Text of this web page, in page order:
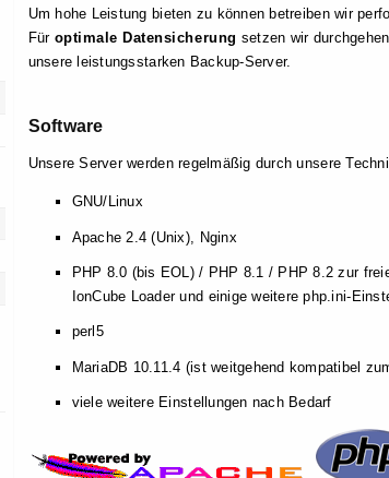
Um hohe Leistung bieten zu können betreiben wir
Für optimale Datensicherung setzen wir
unsere leistungsstarken Backup-Server.
Software
Unsere Server werden regelmäßig durch unsere
GNU/Linux
Apache 2.4 (Unix), Nginx
PHP 8.0 (bis EOL) / PHP 8.1 / PHP 8.2 zur
IonCube Loader und einige weitere php.ini-
perl5
MariaDB 10.11.4 (ist weitgehend kompatibel
viele weitere Einstellungen nach Bedarf